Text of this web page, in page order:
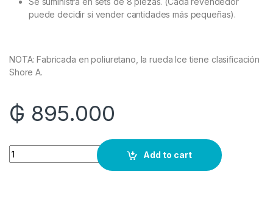
puede decidir si vender cantidades más pequeñas).
NOTA: Fabricada en poliuretano, la rueda Ice tiene clasificación
Shore A.
₲ 895.000
Quantity
Add to cart